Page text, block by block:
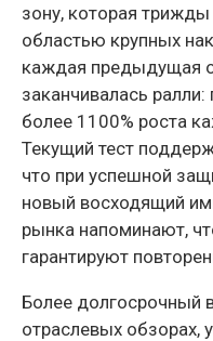
зону, которая
областью крупных
каждая предыдущая
заканчивалась
более 1100% роста
Текущий тест
что при успешной
новый восходящий
рынка напоминают,
гарантируют
Более долгосрочный
отраслевых обзорах,